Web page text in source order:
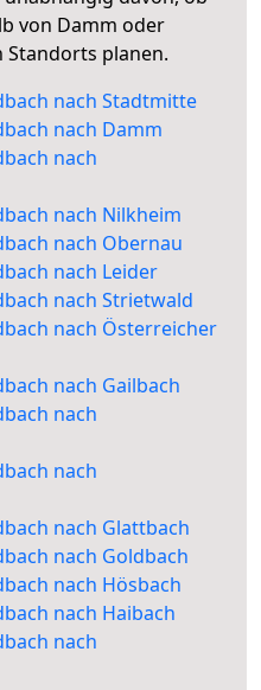
von Damm oder
planen.
nach Stadtmitte
nach Damm
nach
nach Nilkheim
nach Obernau
nach Leider
nach Strietwald
nach Österreicher
nach Gailbach
nach
nach
nach Glattbach
nach Goldbach
nach Hösbach
nach Haibach
nach